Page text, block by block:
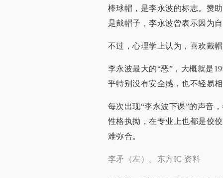
棒球帽，是李永波的标志。赞
是戴帽子，李永波曾表示因为
不过，心理学上认为，喜欢戴
李永波最大的“恶”，大概就是
乎特别没有安全感，也不轻易
每次出现“李永波下课”的声音
性格执拗，在专业上也都是佼
难弥合。
李矛（左）。东方IC 资料